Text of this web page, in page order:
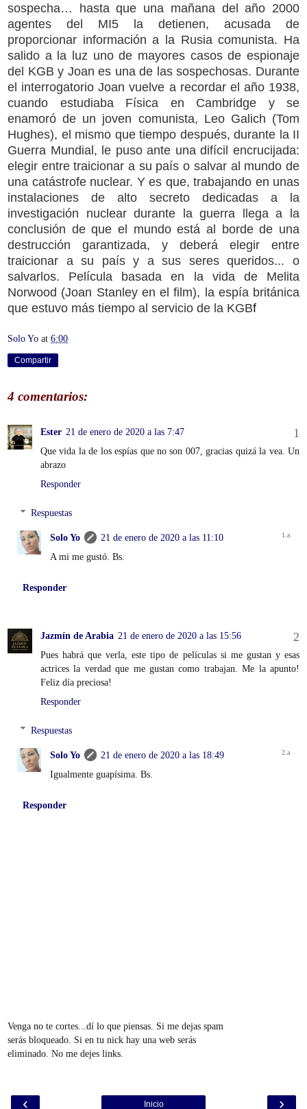
sospecha… hasta que una mañana del año 2000
agentes del MI5 la detienen, acusada de
proporcionar información a la Rusia comunista. Ha
salido a la luz uno de mayores casos de espionaje
del KGB y Joan es una de las sospechosas. Durante
el interrogatorio Joan vuelve a recordar el año 1938,
cuando estudiaba Física en Cambridge y se
enamoró de un joven comunista, Leo Galich (Tom
Hughes), el mismo que tiempo después, durante la II
Guerra Mundial, le puso ante una difícil encrucijada:
elegir entre traicionar a su país o salvar al mundo de
una catástrofe nuclear. Y es que, trabajando en unas
instalaciones de alto secreto dedicadas a la
investigación nuclear durante la guerra llega a la
conclusión de que el mundo está al borde de una
destrucción garantizada, y deberá elegir entre
traicionar a su país y a sus seres queridos... o
salvarlos. Película basada en la vida de Melita
Norwood (Joan Stanley en el film), la espía británica
que estuvo más tiempo al servicio de la KGBf
Solo Yo at 6:00
Compartir
4 comentarios:
Ester 21 de enero de 2020 a las 7:47
Que vida la de los espías que no son 007, gracias quizá la vea. Un
abrazo
Responder
Respuestas
Solo Yo
21 de enero de 2020 a las 11:10
A mi me gustó. Bs.
Responder
Jazmín de Arabia 21 de enero de 2020 a las 15:56
Pues habrá que verla, este tipo de películas si me gustan y esas
actrices la verdad que me gustan como trabajan. Me la apunto!
Feliz día preciosa!
Responder
Respuestas
Solo Yo
21 de enero de 2020 a las 18:49
Igualmente guapísima. Bs.
Responder
Venga no te cortes...dí lo que piensas. Si me dejas spam
serás bloqueado. Si en tu nick hay una web serás
eliminado. No me dejes links.
‹ ›
Inicio